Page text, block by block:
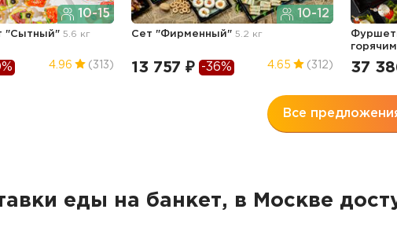
10-15
"Сытный"5.6 кг
4.96 (313)
10-12
Сет "Фирменный"5.2 кг
13 757 ₽ -36% 4.65 (312) 37
Все
еды на банкет, в Москве